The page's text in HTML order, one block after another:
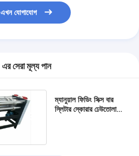
এখন যোগাযোগ
এর সেরা মূল্য পান
ম্যানুয়াল ফিডিং সিক্স বার
স্লিটার স্কোরার ঢেউতোলা